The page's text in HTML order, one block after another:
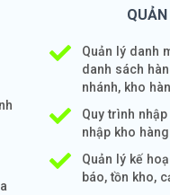
Quản lý danh
danh sách
nhánh, kho
Quy trình
nhập kho
Quản lý kế
báo, tồn kho,